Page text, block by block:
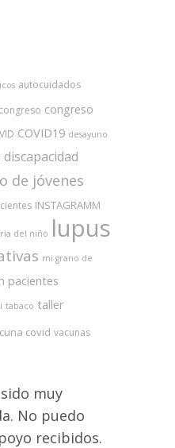
autocuidados
congreso congreso
COVID19 desayuno
discapacidad
de jóvenes
INSTAGRAMM
del niño lupus
mi grano de
pacientes
tabaco taller
covid vacunas
muy
No puedo
recibidos.